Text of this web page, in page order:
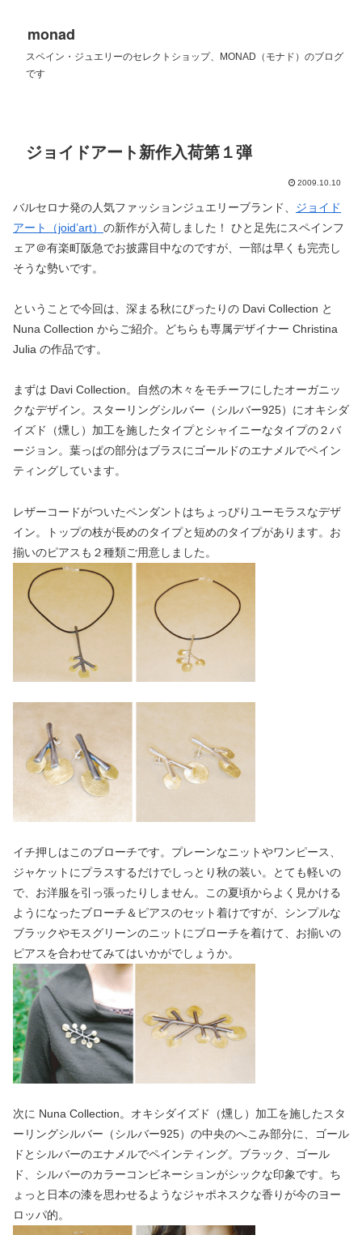
monad
スペイン・ジュエリーのセレクトショップ、MONAD（モナド）のブログ
です
ジョイドアート新作入荷第１弾
2009.10.10
バルセロナ発の人気ファッションジュエリーブランド、 ジョイド
アート（joid’art） の新作が入荷しました！ ひと足先にスペインフ
ェア＠有楽町阪急でお披露目中なのですが、一部は早くも完売し
そうな勢いです。
ということで今回は、深まる秋にぴったりの Davi Collection と
Nuna Collection からご紹介。どちらも専属デザイナー Christina
Julia の作品です。
まずは Davi Collection。自然の木々をモチーフにしたオーガニッ
クなデザイン。スターリングシルバー（シルバー925）にオキシダ
イズド（燻し）加工を施したタイプとシャイニーなタイプの２バ
ージョン。葉っぱの部分はブラスにゴールドのエナメルでペイン
ティングしています。
レザーコードがついたペンダントはちょっぴりユーモラスなデザ
イン。トップの枝が長めのタイプと短めのタイプがあります。お
揃いのピアスも２種類ご用意しました。
イチ押しはこのブローチです。プレーンなニットやワンピース、
ジャケットにプラスするだけでしっとり秋の装い。とても軽いの
で、お洋服を引っ張ったりしません。この夏頃からよく見かける
ようになったブローチ＆ピアスのセット着けですが、シンプルな
ブラックやモスグリーンのニットにブローチを着けて、お揃いの
ピアスを合わせてみてはいかがでしょうか。
次に Nuna Collection。オキシダイズド（燻し）加工を施したスタ
ーリングシルバー（シルバー925）の中央のへこみ部分に、ゴール
ドとシルバーのエナメルでペインティング。ブラック、ゴール
ド、シルバーのカラーコンビネーションがシックな印象です。ち
ょっと日本の漆を思わせるようなジャポネスクな香りが今のヨー
ロッパ的。